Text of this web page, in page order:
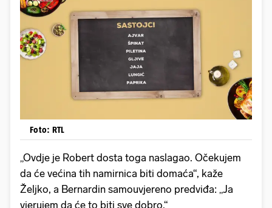
Foto: RTL
„Ovdje je Robert dosta toga naslagao. Očekujem
da će većina tih namirnica biti domaća“, kaže
Željko, a Bernardin samouvjereno predviđa: „Ja
vjerujem da će to biti sve dobro.“